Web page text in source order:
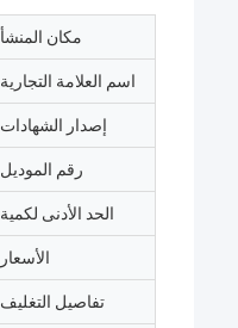
مكان المنشأ
اسم العلامة التجارية
إصدار الشهادات
رقم الموديل
الحد الأدنى لكمية
الأسعار
تفاصيل التغليف